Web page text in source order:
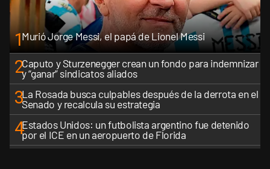
1Murió Jorge Messi, el papá de Lionel Messi
2Caputo y Sturzenegger crean un fondo para indemnizar
y “ganar” sindicatos aliados
3La Rosada busca culpables después de la derrota en el
Senado y recalcula su estrategia
4Estados Unidos: un futbolista argentino fue detenido
por el ICE en un aeropuerto de Florida